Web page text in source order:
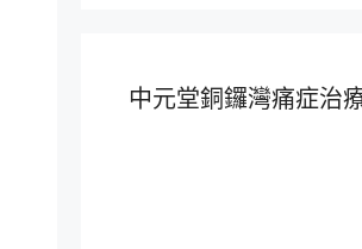
中元堂銅鑼灣痛症治